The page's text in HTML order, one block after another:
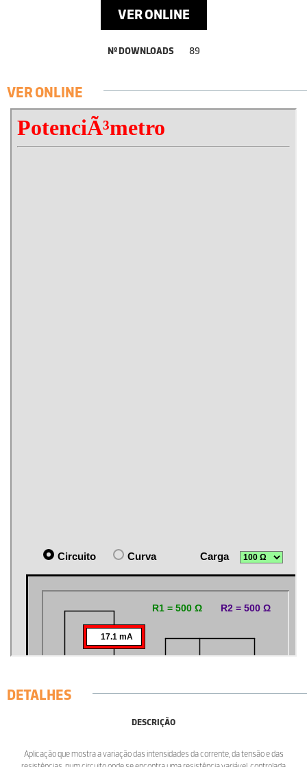
VER ONLINE
Nº DOWNLOADS 89
VER ONLINE
DETALHES
DESCRIÇÃO
Aplicação que mostra a variação das intensidades da corrente, da tensão e das